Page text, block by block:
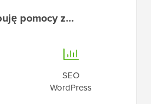
pomocy z…
SEO
WordPress